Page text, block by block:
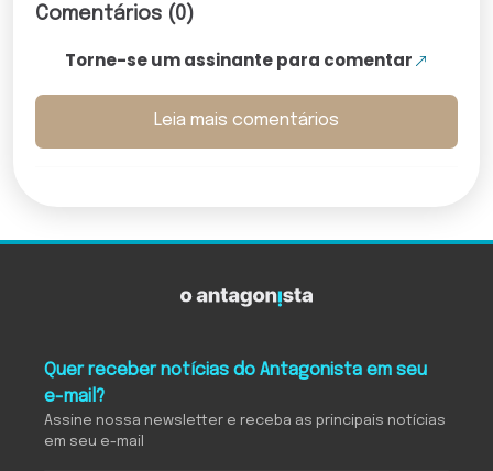
Comentários (0)
Torne-se um assinante para comentar
Leia mais comentários
Quer receber notícias do Antagonista em seu
e-mail?
Assine nossa newsletter e receba as principais notícias
em seu e-mail